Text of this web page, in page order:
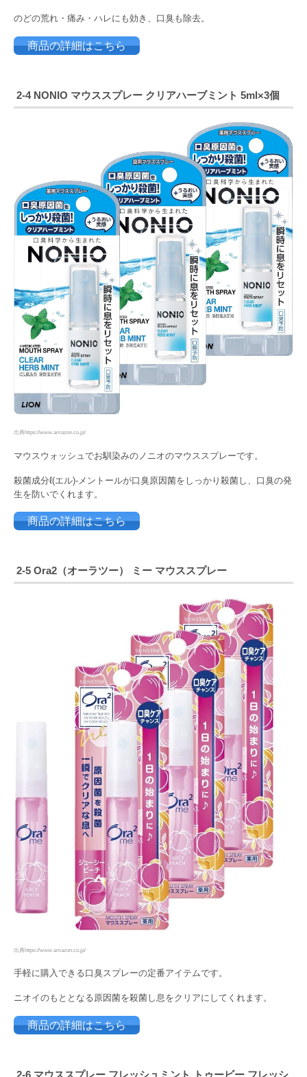
のどの荒れ・痛み・ハレにも効き、口臭も除去。
商品の詳細はこちら
2-4 NONIO マウススプレー クリアハーブミント 5ml×3個
出典https://www.amazon.co.jp/
マウスウォッシュでお馴染みのノニオのマウススプレーです。
殺菌成分ℓ(エル)-メントールが口臭原因菌をしっかり殺菌し、口臭の発
生を防いでくれます。
商品の詳細はこちら
2-5 Ora2 （オーラツー） ミー マウススプレー
出典https://www.amazon.co.jp/
手軽に購入できる口臭スプレーの定番アイテムです。
ニオイのもととなる原因菌を殺菌し息をクリアにしてくれます。
商品の詳細はこちら
2-6 マウススプレー フレッシュミント トゥービー フレッシ